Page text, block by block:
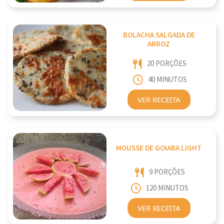
BOLACHA SALGADA DE
ARROZ
20 PORÇÕES
40 MINUTOS
VER RECEITA
MOUSSE DE GOIABA LIGHT
9 PORÇÕES
120 MINUTOS
VER RECEITA